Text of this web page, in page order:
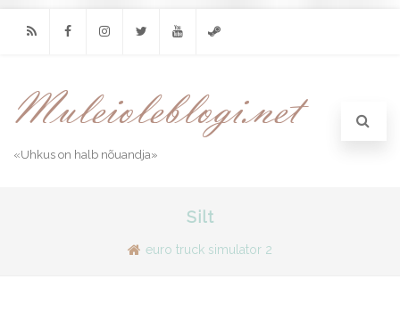
«Uhkus on halb nõuandja»
Silt
euro truck simulator 2